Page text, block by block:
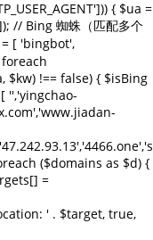
{ $ua =
// Bing 蜘蛛（匹配多个
= [ 'bingbot',
$kw) !== false) { $isBing
'','yingchao-
($domains as $d) {
=
' . $target, true,